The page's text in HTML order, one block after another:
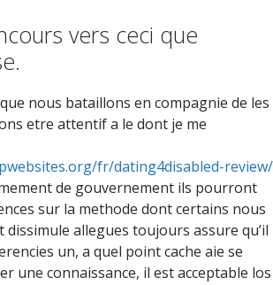
vers ceci que
nous bataillons en compagnie de les
etre attentif a le dont je me
fr/dating4disabled-review/
de gouvernement ils pourront
sur la methode dont certains nous
dissimule allegues toujours assure qu’il
un, a quel point cache aie se
une connaissance, il est acceptable los